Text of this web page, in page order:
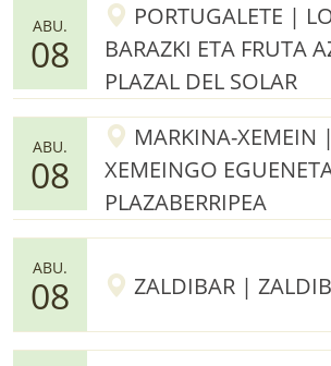
ABU.
08
PORTUGALETE |
BARAZKI ETA FRUTA
PLAZAL DEL SOLAR
ABU.
08
MARKINA-XEMEIN
XEMEINGO
PLAZABERRIPEA
ABU.
08 ZALDIBAR |